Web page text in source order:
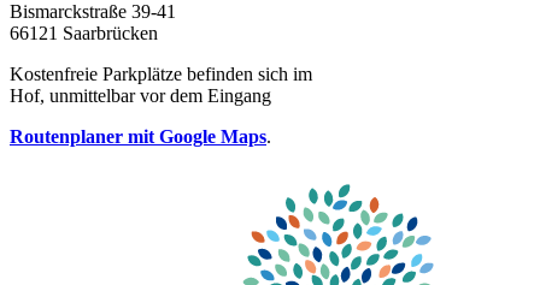
Bismarckstraße 39-41
66121 Saarbrücken
Kostenfreie Parkplätze befinden sich im
Hof, unmittelbar vor dem Eingang
Routenplaner mit Google Maps.